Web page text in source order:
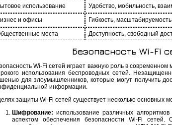
использование
Удобство, мобильность,
и офисы
Гибкость,
места
Доступность, свободный
Безопасность Wi-Fi
Wi-Fi сетей играет важную роль в современном
использования беспроводных сетей.
для злоумышленников, которые могут получить
информации.
защиты Wi-Fi сетей существует несколько основных
Шифрование: использование различных
аспектом обеспечения безопасности Wi-Fi